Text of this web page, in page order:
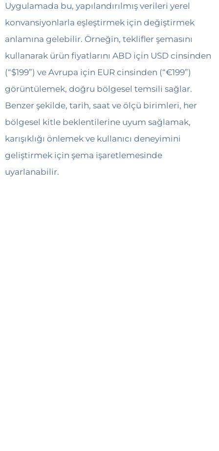
Uygulamada bu, yapılandırılmış verileri yerel
konvansiyonlarla eşleştirmek için değiştirmek
anlamına gelebilir. Örneğin, teklifler şemasını
kullanarak ürün fiyatlarını ABD için USD cinsinden
(“$199”) ve Avrupa için EUR cinsinden (“€199”)
görüntülemek, doğru bölgesel temsili sağlar.
Benzer şekilde, tarih, saat ve ölçü birimleri, her
bölgesel kitle beklentilerine uyum sağlamak,
karışıklığı önlemek ve kullanıcı deneyimini
geliştirmek için şema işaretlemesinde
uyarlanabilir.